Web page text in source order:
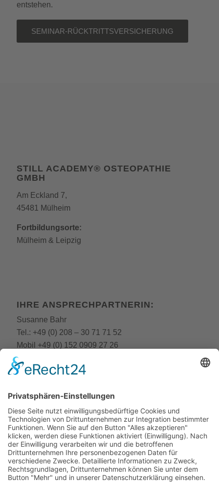
entstehen.
SEMINAR-RÜCKTRITTSVERSICHERUNG
STILL ACADEMY® OSTEOPATHIE
GMBH
Am Eckland 7,
45481 Mülheim
Fortbildungsorte:
Mülheim & Leipzig
IHRE ANSPRECHPARTNERIN:
Susanne Bahr
Tel.: +49 (0) 208 – 30 71 71 52
Mobil +49 (0) 152 0909 27 26
E-Mail:
E-Mail:bahr @still-academy.de